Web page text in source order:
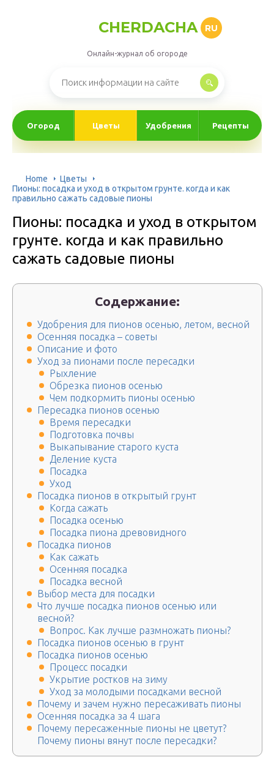
CHERDACHA RU
Онлайн-журнал об огороде
Огород Цветы Удобрения Рецепты
Home
Цветы
Пионы: посадка и уход в открытом грунте. когда и как
правильно сажать садовые пионы
Пионы: посадка и уход в открытом
грунте. когда и как правильно
сажать садовые пионы
Содержание:
Удобрения для пионов осенью, летом, весной
Осенняя посадка – советы
Описание и фото
Уход за пионами после пересадки
Рыхление
Обрезка пионов осенью
Чем подкормить пионы осенью
Пересадка пионов осенью
Время пересадки
Подготовка почвы
Выкапывание старого куста
Деление куста
Посадка
Уход
Посадка пионов в открытый грунт
Когда сажать
Посадка осенью
Посадка пиона древовидного
Посадка пионов
Как сажать
Осенняя посадка
Посадка весной
Выбор места для посадки
Что лучше посадка пионов осенью или
весной?
Вопрос. Как лучше размножать пионы?
Посадка пионов осенью в грунт
Посадка пионов осенью
Процесс посадки
Укрытие ростков на зиму
Уход за молодыми посадками весной
Почему и зачем нужно пересаживать пионы
Осенняя посадка за 4 шага
Почему пересаженные пионы не цветут?
Почему пионы вянут после пересадки?